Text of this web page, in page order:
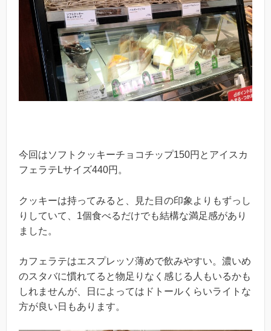
今回はソフトクッキーチョコチップ150円とアイスカ
フェラテLサイズ440円。
クッキーは持ってみると、見た目の印象よりもずっし
りしていて、1個食べるだけでも結構な満足感があり
ました。
カフェラテはエスプレッソ薄めで飲みやすい。濃いめ
のスタバに慣れてると物足りなく感じる人もいるかも
しれませんが、日によってはドトールくらいライトな
方が良い日もあります。